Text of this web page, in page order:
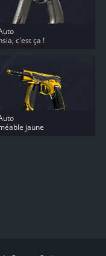
c'est ça !
jaune